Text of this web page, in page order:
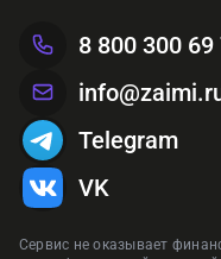
Сервис не оказывает
8 800 300 69
Telegram
VK